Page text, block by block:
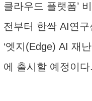
클라우드 플랫폼’
전부터 한싹 AI연
‘엣지(Edge) AI 재
에 출시할 예정이다.